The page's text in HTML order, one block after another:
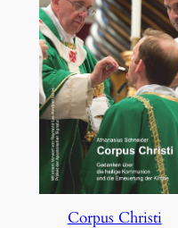
Corpus Christi